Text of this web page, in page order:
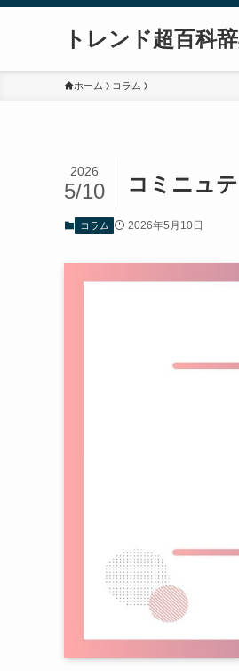
トレンド超百科
ホーム コラム
コミニュ
2026
5/10
コラム 2026年5月10日